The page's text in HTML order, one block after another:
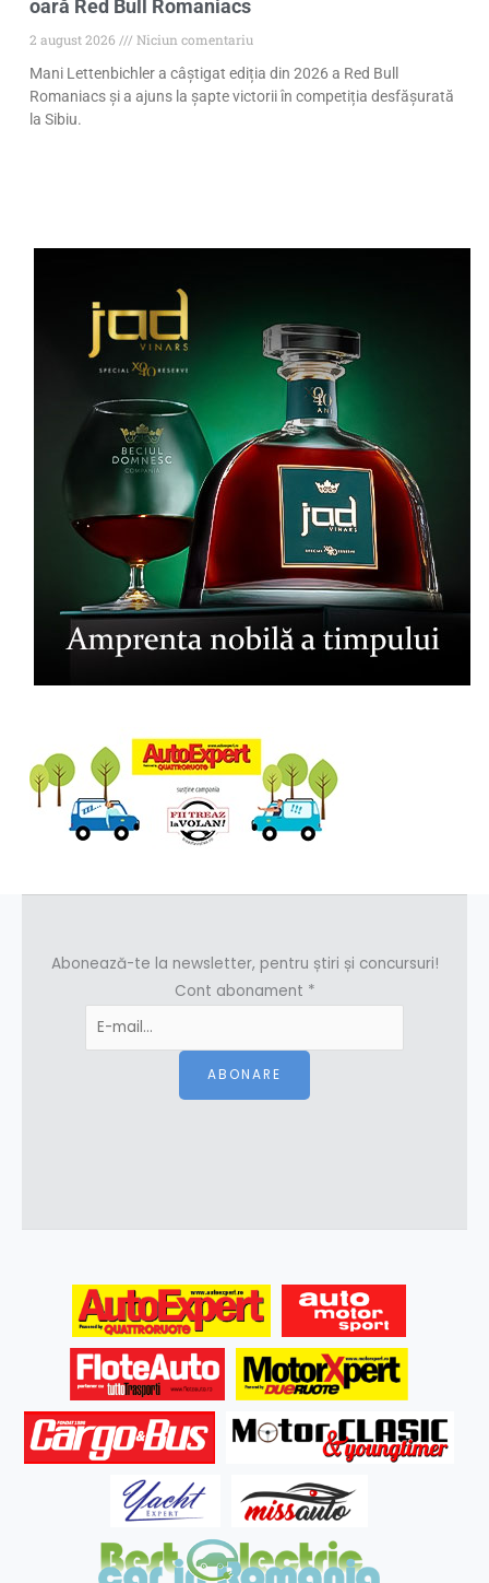
oară Red Bull Romaniacs
2 august 2026
Niciun comentariu
Mani Lettenbichler a câștigat ediția din 2026 a Red Bull
Romaniacs și a ajuns la șapte victorii în competiția desfășurată
la Sibiu.
Abonează-te la newsletter, pentru știri și concursuri!
Cont abonament *
ABONARE